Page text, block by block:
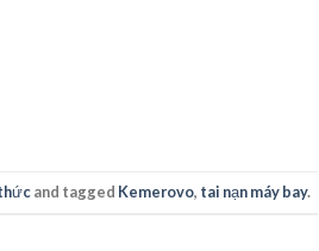
and tagged Kemerovo, tai nạn máy bay.